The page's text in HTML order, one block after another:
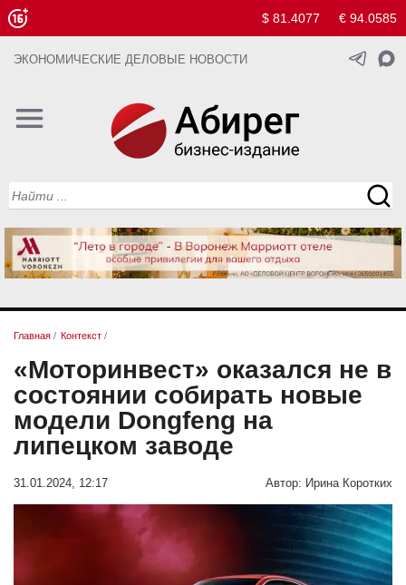
$ 81.4077 € 94.0585
ЭКОНОМИЧЕСКИЕ ДЕЛОВЫЕ НОВОСТИ
Главная / Контекст /
«Моторинвест» оказался не в
состоянии собирать новые
модели Dongfeng на
липецком заводе
31.01.2024, 12:17 Автор: Ирина Коротких